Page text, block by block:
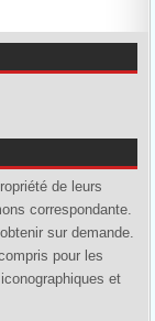
de leurs
correspondante.
sur demande.
pour les
et